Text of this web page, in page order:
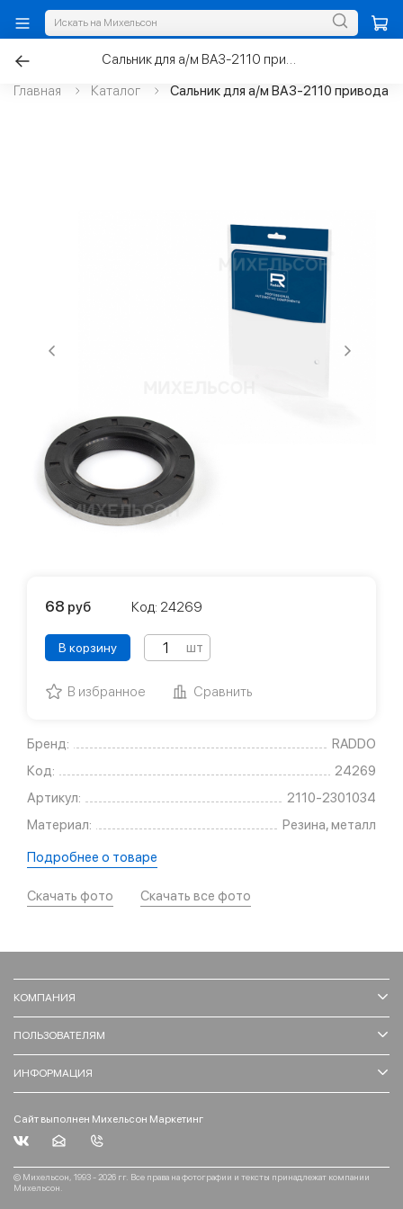
Главная Каталог Сальник для а/м ВАЗ-2110 привода
Бренд:
RADDO
Код:
24269
Артикул:
2110-2301034
Материал:
Резина, металл
Подробнее о товаре
Скачать фото Скачать все фото
68 руб Код: 24269
В корзину шт
В избранное Сравнить
КОМПАНИЯ
ПОЛЬЗОВАТЕЛЯМ
ИНФОРМАЦИЯ
Сайт выполнен Михельсон Маркетинг
© Михельсон, 1993 - 2026 гг. Все права на фотографии и тексты принадлежат компании
Михельсон.